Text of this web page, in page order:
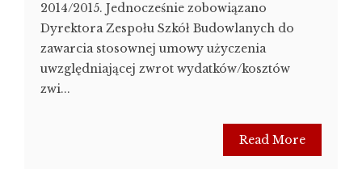
2014/2015. Jednocześnie zobowiązano
Dyrektora Zespołu Szkół Budowlanych do
zawarcia stosownej umowy użyczenia
uwzględniającej zwrot wydatków/kosztów
zwi...
Read More